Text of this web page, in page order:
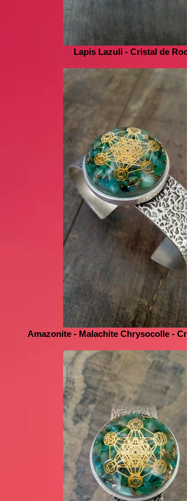
Lapis Lazuli - Cristal de
Amazonite - Malachite Chrysocolle -